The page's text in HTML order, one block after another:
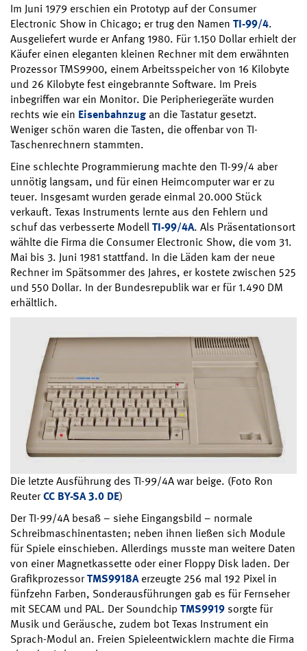
Im Juni 1979 erschien ein Prototyp auf der Consumer
Electronic Show in Chicago; er trug den Namen TI-99/4.
Ausgeliefert wurde er Anfang 1980. Für 1.150 Dollar erhielt der
Käufer einen eleganten kleinen Rechner mit dem erwähnten
Prozessor TMS9900, einem Arbeitsspeicher von 16 Kilobyte
und 26 Kilobyte fest eingebrannte Software. Im Preis
inbegriffen war ein Monitor. Die Peripheriegeräte wurden
rechts wie ein Eisenbahnzugan die Tastatur gesetzt.
Weniger schön waren die Tasten, die offenbar von TI-
Taschenrechnern stammten.
Eine schlechte Programmierung machte den TI-99/4 aber
unnötig langsam, und für einen Heimcomputer war er zu
teuer. Insgesamt wurden gerade einmal 20.000 Stück
verkauft. Texas Instruments lernte aus den Fehlern und
schuf das verbesserte ModellTI-99/4A. Als Präsentationsort
wählte die Firma die Consumer Electronic Show, die vom 31.
Mai bis 3. Juni 1981 stattfand. In die Läden kam der neue
Rechner im Spätsommer des Jahres, er kostete zwischen 525
und 550 Dollar. In der Bundesrepublik war er für 1.490 DM
erhältlich.
Die letzte Ausführung des TI-99/4A war beige. (Foto Ron
ReuterCC BY-SA 3.0 DE)
Der TI-99/4A besaß – siehe Eingangsbild – normale
Schreibmaschinentasten; neben ihnen ließen sich Module
für Spiele einschieben. Allerdings musste man weitere Daten
von einer Magnetkassette oder einer Floppy Disk laden. Der
GrafikprozessorTMS9918Aerzeugte 256 mal 192 Pixel in
fünfzehn Farben, Sonderausführungen gab es für Fernseher
mit SECAM und PAL. Der Soundchip TMS9919 sorgte für
Musik und Geräusche, zudem bot Texas Instrument ein
Sprach-Modul an. Freien Spieleentwicklern machte die Firma